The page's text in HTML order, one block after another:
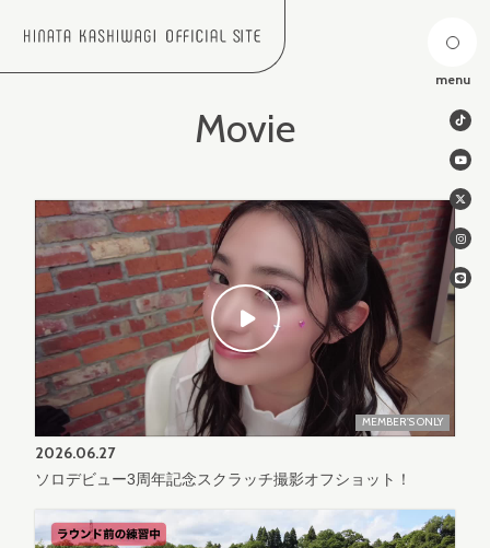
menu
Movie
MEMBER'S ONLY
2026.06.27
ソロデビュー3周年記念スクラッチ撮影オフショット！